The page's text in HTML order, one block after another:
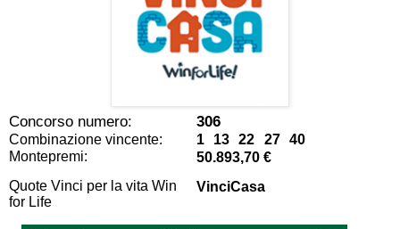
Concorso numero: 306
Combinazione vincente:
1 13 22 27 40
Montepremi:
50.893,70 €
Quote Vinci per la vita Win
for Life
VinciCasa